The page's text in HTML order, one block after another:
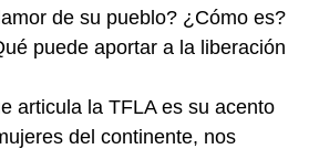
de su pueblo? ¿Cómo es?
puede aportar a la liberación
articula la TFLA es su acento
del continente, nos